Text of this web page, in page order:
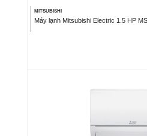
MITSUBISHI
Máy lạnh Mitsubishi Electric 1.5 HP